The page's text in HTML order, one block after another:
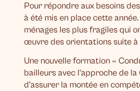
Pour répondre aux besoins
à été mis en place cette
ménages les plus fragiles qui
œuvre des orientations suite à
Une nouvelle formation «
bailleurs avec l’approche de
d’assurer la montée en